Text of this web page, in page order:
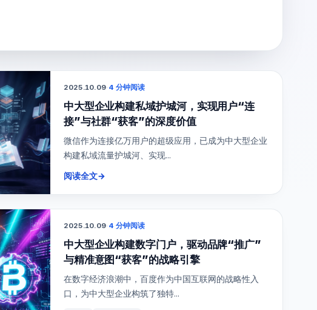
2025.10.09·4 分钟阅读
中大型企业构建私域护城河，实现用户“连
接”与社群“获客”的深度价值
微信作为连接亿万用户的超级应用，已成为中大型企业
构建私域流量护城河、实现...
阅读全文→
2025.10.09·4 分钟阅读
中大型企业构建数字门户，驱动品牌“推广”
与精准意图“获客”的战略引擎
在数字经济浪潮中，百度作为中国互联网的战略性入
口，为中大型企业构筑了独特...